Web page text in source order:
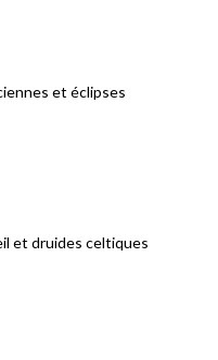
et éclipses
et druides celtiques